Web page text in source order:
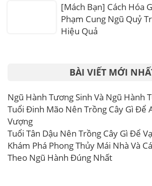
[Mách Bạn] Cách Hóa
Phạm Cung Ngũ Quỷ
Hiệu Quả
BÀI VIẾT MỚI
Ngũ Hành Tương Sinh Và Ngũ Hành
Tuổi Đinh Mão Nên Trồng Cây Gì Để
Vượng
Tuổi Tân Dậu Nên Trồng Cây Gì Để
Khám Phá Phong Thủy Mái Nhà Và
Theo Ngũ Hành Đúng Nhất